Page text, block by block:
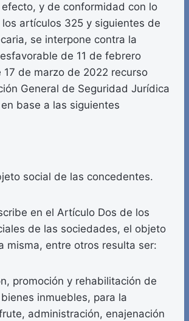
y de conformidad con lo
artículos 325 y siguientes de
se interpone contra la
de 11 de febrero
17 de marzo de 2022 recurso
General de Seguridad Jurídica
base a las siguientes
social de las concedentes.
en el Artículo Dos de los
de las sociedades, el objeto
misma, entre otros resulta ser:
promoción y rehabilitación de
inmuebles, para la
administración, enajenación